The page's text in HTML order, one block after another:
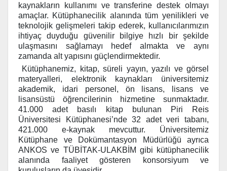
kaynakların kullanımı ve transferine destek olmayı
amaçlar. Kütüphanecilik alanında tüm yenilikleri ve
teknolojik gelişmeleri takip ederek, kullanıcılarımızın
ihtiyaç duyduğu güvenilir bilgiye hızlı bir şekilde
ulaşmasını sağlamayı hedef almakta ve aynı
zamanda alt yapısını güçlendirmektedir.
Kütüphanemiz, kitap, süreli yayın, yazılı ve görsel
materyalleri, elektronik kaynakları üniversitemiz
akademik, idari personel, ön lisans, lisans ve
lisansüstü öğrencilerinin hizmetine sunmaktadır.
41.000 adet basılı kitap bulunan Piri Reis
Üniversitesi Kütüphanesi’nde 32 adet veri tabanı,
421.000 e-kaynak mevcuttur. Üniversitemiz
Kütüphane ve Dokümantasyon Müdürlüğü ayrıca
ANKOS ve TÜBİTAK-ULAKBİM gibi kütüphanecilik
alanında faaliyet gösteren konsorsiyum ve